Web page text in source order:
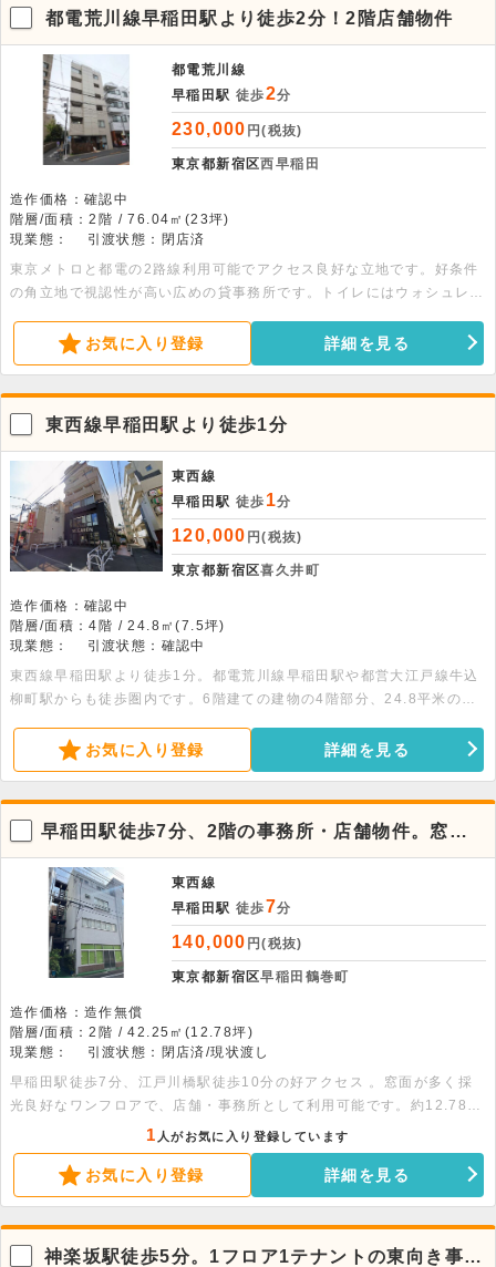
都電荒川線早稲田駅より徒歩2分！2階店舗物件
都電荒川線
早稲田駅 徒歩2分
230,000 円(税抜)
東京都新宿区西早稲田
造作価格：確認中
階層/面積：2階 / 76.04㎡(23坪)
現業態：
引渡状態：閉店済
東京メトロと都電の2路線利用可能でアクセス良好な立地です。好条件
の角立地で視認性が高い広めの貸事務所です。トイレにはウォシュレッ
ィス環境をお求めの方におすすめです。ぜひお気軽にお問い合わせくだ
さい。
お気に入り登録 詳細を見る
東西線早稲田駅より徒歩1分
東西線
早稲田駅 徒歩 1分
120,000 円(税抜)
東京都新宿区喜久井町
造作価格：確認中
階層/面積：4階 / 24.8㎡(7.5坪)
現業態：
引渡状態：確認中
東西線早稲田駅より徒歩1分。都電荒川線早稲田駅や都営大江戸線牛込
柳町駅からも徒歩圏内です。6階建ての建物の4階部分、24.8平米の物
お気に入り登録 詳細を見る
早稲田駅徒歩7分、2階の事務所・店舗物件。窓面
が多く採光良好
東西線
早稲田駅 徒歩7分
140,000 円(税抜)
東京都新宿区早稲田鶴巻町
造作価格：造作無償
階層/面積：2階 / 42.25㎡(12.78坪)
現業態：
引渡状態：閉店済/現状渡し
早稲田駅徒歩7分、江戸川橋駅徒歩10分の好アクセス 。窓面が多く採
光良好なワンフロアで、店舗・事務所として利用可能です。約12.78坪
（約42.25平米）の広さがあり、5人前後のサイズ感で利用しやすいで
す。ご業種はご相談ください 。
1 人がお気に入り登録しています
お気に入り登録 詳細を見る
神楽坂駅徒歩5分。1フロア1テナントの東向き事務